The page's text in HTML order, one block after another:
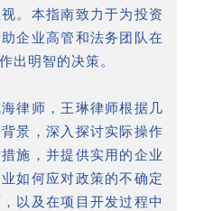
。本指南致力于为投资
企业高管和法务团队在
出明智的决策。
律师，王琳律师根据几
景，深入探讨实际操作
施，并提供实用的企业
如何应对政策的不确定
以及在项目开发过程中